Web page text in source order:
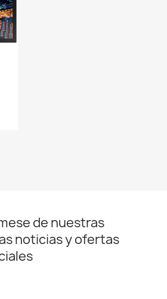
de nuestras
noticias y ofertas